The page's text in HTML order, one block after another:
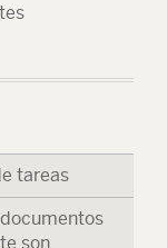
tareas
son